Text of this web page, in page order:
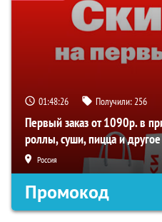
01:48:26 Получили:256
Первый заказ от 1090р. в
роллы, суши, пицца и другое
Россия
Промокод